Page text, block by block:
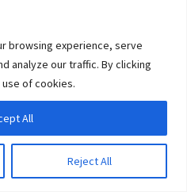
browsing experience, serve
analyze our traffic. By clicking
of cookies.
Reject All
All